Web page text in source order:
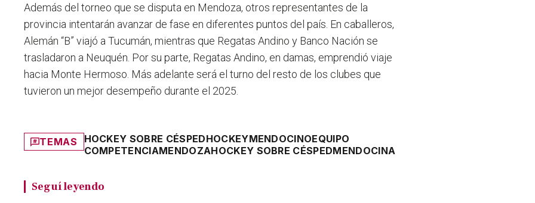
Además del torneo que se disputa en Mendoza, otros representantes de la
provincia intentarán avanzar de fase en diferentes puntos del país. En caballeros,
Alemán “B” viajó a Tucumán, mientras que Regatas Andino y Banco Nación se
trasladaron a Neuquén. Por su parte, Regatas Andino, en damas, emprendió viaje
hacia Monte Hermoso. Más adelante será el turno del resto de los clubes que
tuvieron un mejor desempeño durante el 2025.
TEMAS HOCKEY SOBRE CÉSPEDHOCKEYMENDOCINOEQUIPO
COMPETENCIAMENDOZAHOCKEY SOBRE CÉSPEDMENDOCINA
Seguí leyendo